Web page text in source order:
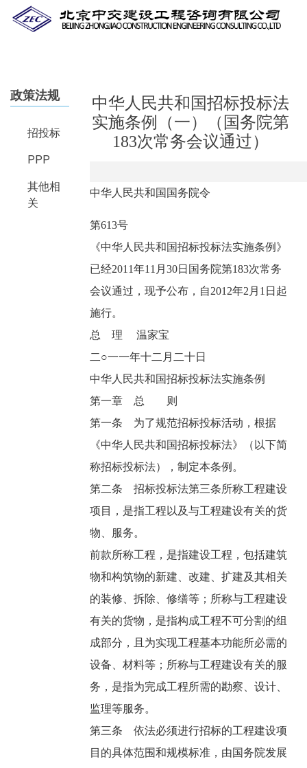
政策法规
招投标
PPP
其他相
关
中华人民共和国招标投标法
实施条例（一）（国务院第
183次常务会议通过）
中华人民共和国国务院令
第613号
《中华人民共和国招标投标法实施条例》
已经2011年11月30日国务院第183次常务
会议通过，现予公布，自2012年2月1日起
施行。
总 理 温家宝
二○一一年十二月二十日
中华人民共和国招标投标法实施条例
第一章 总 则
第一条 为了规范招标投标活动，根据
《中华人民共和国招标投标法》（以下简
称招标投标法），制定本条例。
第二条 招标投标法第三条所称工程建设
项目，是指工程以及与工程建设有关的货
物、服务。
前款所称工程，是指建设工程，包括建筑
物和构筑物的新建、改建、扩建及其相关
的装修、拆除、修缮等；所称与工程建设
有关的货物，是指构成工程不可分割的组
成部分，且为实现工程基本功能所必需的
设备、材料等；所称与工程建设有关的服
务，是指为完成工程所需的勘察、设计、
监理等服务。
第三条 依法必须进行招标的工程建设项
目的具体范围和规模标准，由国务院发展